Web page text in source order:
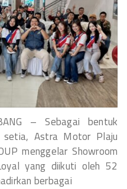
– Sebagai bentuk
setia, Astra Motor Plaju
menggelar Showroom
yang diikuti oleh 52
berbagai